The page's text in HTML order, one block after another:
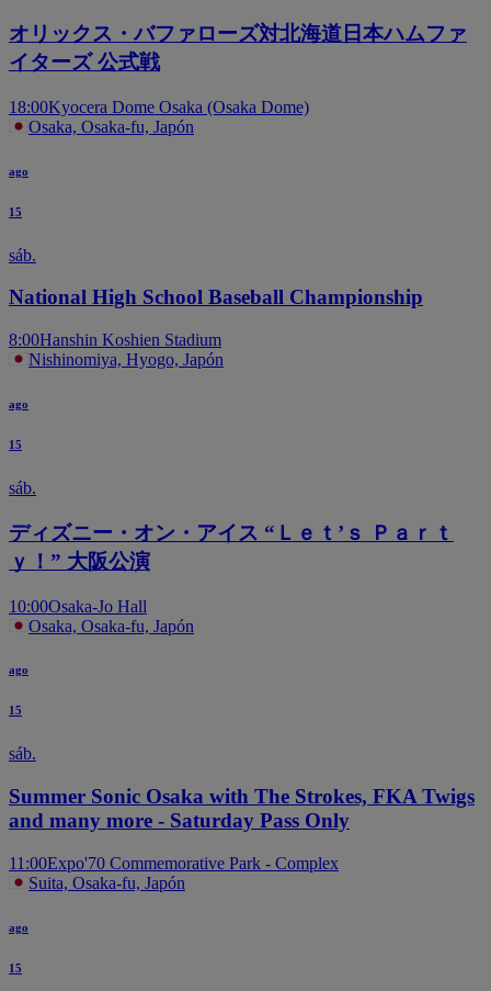
オリックス・バファローズ対北海道日本ハムファ
イターズ 公式戦
18:00Kyocera Dome Osaka (Osaka Dome)
Osaka, Osaka-fu, Japón
ago
15
sáb.
National High School Baseball Championship
8:00Hanshin Koshien Stadium
Nishinomiya, Hyogo, Japón
ago
15
sáb.
ディズニー・オン・アイス “Ｌｅｔ’ｓ Ｐａｒｔ
ｙ！” 大阪公演
10:00Osaka-Jo Hall
Osaka, Osaka-fu, Japón
ago
15
sáb.
Summer Sonic Osaka with The Strokes, FKA Twigs
and many more - Saturday Pass Only
11:00Expo'70 Commemorative Park - Complex
Suita, Osaka-fu, Japón
ago
15